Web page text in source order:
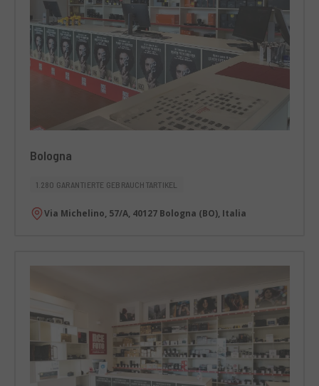
Bologna
1.280 GARANTIERTE GEBRAUCHTARTIKEL
Via Michelino, 57/A, 40127 Bologna (BO), Italia